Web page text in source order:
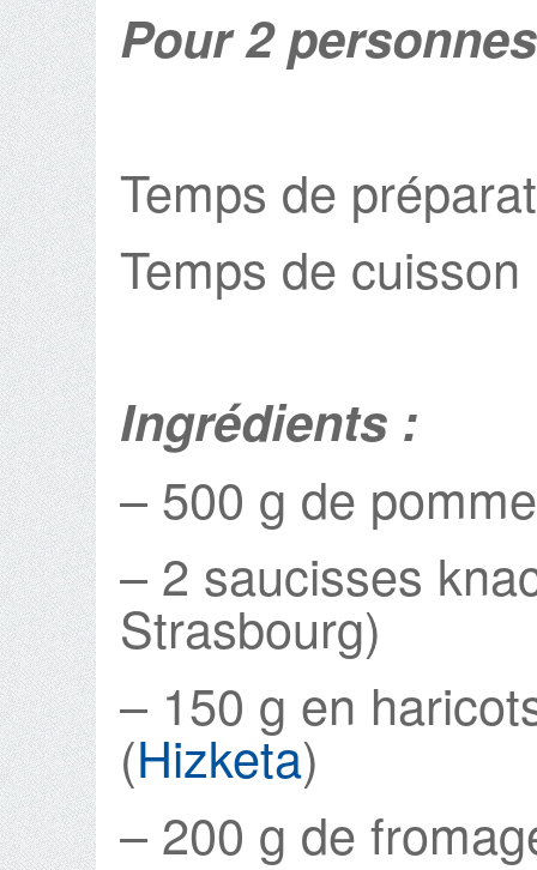
Pour 2 personnes
Temps de
Temps de
Ingrédients :
– 500 g de
– 2 saucisses
Strasbourg)
– 150 g en
(Hizketa)
– 200 g de